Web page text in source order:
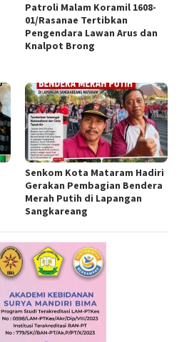
Patroli Malam Koramil 1608-
01/Rasanae Tertibkan
Pengendara Lawan Arus dan
Knalpot Brong
Senkom Kota Mataram Hadiri
Gerakan Pembagian Bendera
Merah Putih di Lapangan
Sangkareang